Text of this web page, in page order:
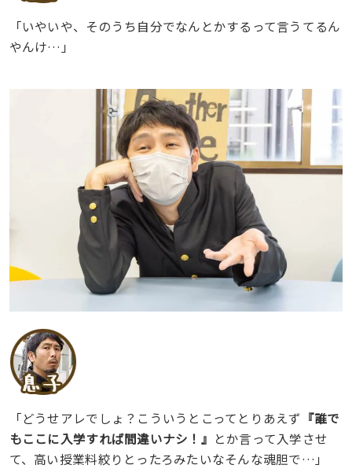
「いやいや、そのうち自分でなんとかするって言うてるん
やんけ…」
「どうせアレでしょ？こういうとこってとりあえず 『誰で
もここに入学すれば間違いナシ！』 とか言って入学させ
て、高い授業料絞りとったろみたいなそんな魂胆で…」